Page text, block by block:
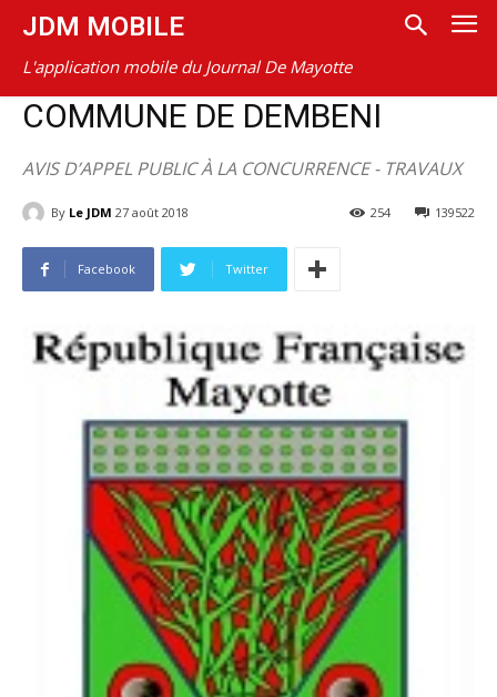
JDM MOBILE
L'application mobile du Journal De Mayotte
COMMUNE DE DEMBENI
AVIS D’APPEL PUBLIC À LA CONCURRENCE - TRAVAUX
By Le JDM 27 août 2018 139522
254
Facebook Twitter